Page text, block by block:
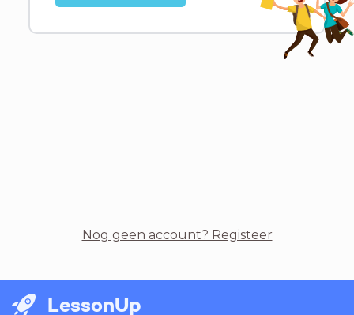
Nog geen account? Registeer
LessonUp